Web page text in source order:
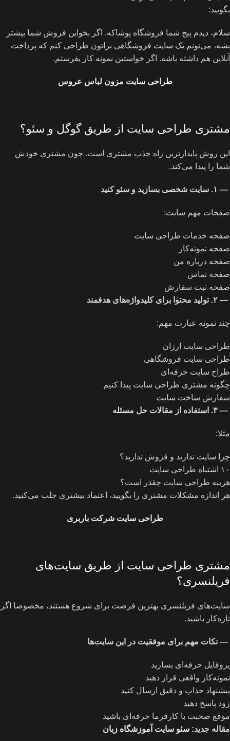
بگویید:
سلام، دیدم پیج شما فروشگاه پوشاکه. اگر بخواین فروش شما بیشتر
بشه، می‌تونم یک سایت فروشگاهی براتون طراحی کنم که پرداخت
آنلاین هم داشته باشه. اگر خواستین نمونه کار بفرستم.
طراحی سایت مزون لباس عروس
مشتری طراحی سایت از طریق گوگل و سئو؟
این روش پایدارترین راه جذب مشتری است. چون مشتری خودش
شما را پیدا می‌کند.
— ۱. سایت شخصی بسازید و سئو کنید
صفحات مهم سایت:
صفحه خدمات طراحی سایت
صفحه نمونه‌کار
صفحه درباره من
صفحه تماس
صفحه ثبت سفارش
— ۲.تولید محتوا برای کلیدواژه‌های هدفمند
چند نمونه عبارت مهم:
طراحی سایت ارزان
طراحی سایت فروشگاهی
طراح سایت حرفه‌ای
چگونه مشتری طراحی سایت پیدا کنیم
سفارش ساخت سایت
— ۳. استفاده از مقالات حل مسئله
مثلا:
چرا سایت ندارید و فروش ندارید؟
۱۰ اشتباه طراحی سایت
هزینه طراحی سایت چقدر است؟
هر اندازه مشکلات مشتری را بگویید، اعتماد بیشتری جلب می‌کنید.
طراحی سایت شرکت باربری
مشتری طراحی سایت از طریق سایت‌های
فریلنسری؟
سایت‌های فریلنسری بهترین فرصت برای شروع هستند، مخصوصا اگر
تازه‌کار باشید.
— نکات مهم برای موفقیت در این سایت‌ها
پروفایل حرفه‌ای بسازید
نمونه‌کار واقعی قرار دهید
پیشنهاد جذاب و دقیق ارسال کنید
زود پاسخ دهید
موقع صحبت با کارفرما حرفه‌ای باشید
مقاله جدید: سئو سایت آموزشگاه زبان